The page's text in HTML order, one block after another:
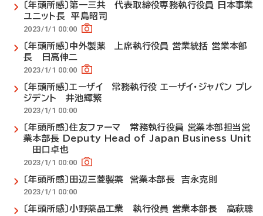
〔年頭所感〕第一三共 代表取締役専務執行役員 日本事業
ユニット長 平島昭司
2023/1/1 00:00
〔年頭所感〕中外製薬 上席執行役員 営業統括 営業本部
長 日高伸二
2023/1/1 00:00
〔年頭所感〕エーザイ 常務執行役 エーザイ・ジャパン プレ
ジデント 井池輝繁
2023/1/1 00:00
〔年頭所感〕住友ファーマ 常務執行役員 営業本部担当営
業本部長 Deputy Head of Japan Business Unit
田口卓也
2023/1/1 00:00
〔年頭所感〕田辺三菱製薬 営業本部長 吉永克則
2023/1/1 00:00
〔年頭所感〕小野薬品工業 執行役員 営業本部長 高萩聰